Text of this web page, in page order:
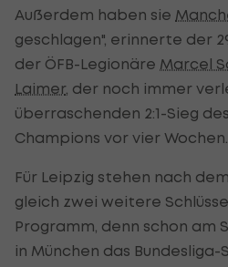
Außerdem haben sie
geschlagen", erinnerte der
der ÖFB-Legionäre Marcel
Laimer, der noch immer
überraschenden 2:1-Sieg
Champions vor vier Wochen.
Für Leipzig stehen nach
gleich zwei weitere
Programm, denn schon am
in München das